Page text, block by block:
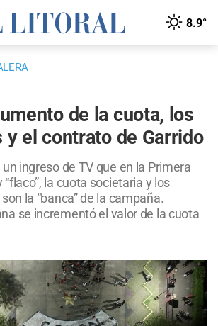
8.9°
de la cuota, los
y el contrato de Garrido
ingreso de TV que en la Primera
la cuota societaria y los
la “banca” de la campaña.
se incrementó el valor de la cuota